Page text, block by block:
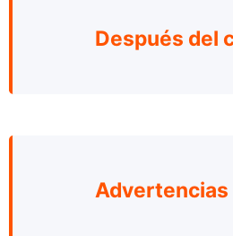
Después del
Advertencias